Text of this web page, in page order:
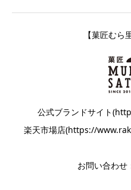
【菓匠むら
公式ブランドサイト
楽天市場店(https://
お問い合わ